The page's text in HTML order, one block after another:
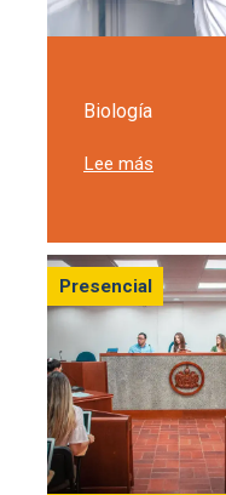
Biología
Lee más sobre
Presencial